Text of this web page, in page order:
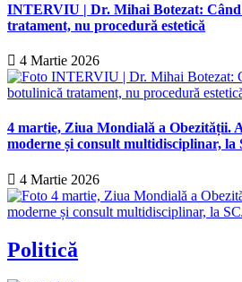
INTERVIU | Dr. Mihai Botezat:
tratament, nu procedură estetică
4 Martie 2026
4 martie, Ziua Mondială a Obezității.
moderne și consult multidisciplinar, la
4 Martie 2026
Politică